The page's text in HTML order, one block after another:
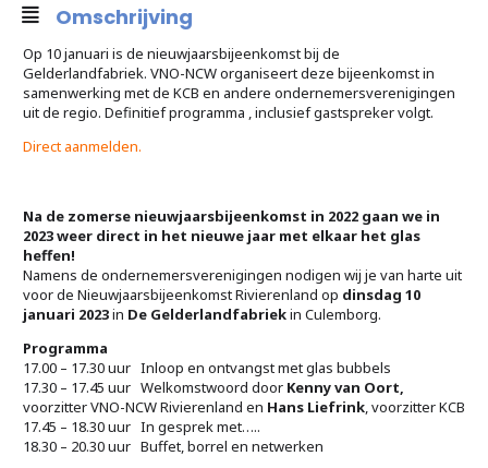
Omschrijving
Op 10 januari is de nieuwjaarsbijeenkomst bij de
Gelderlandfabriek. VNO-NCW organiseert deze bijeenkomst in
samenwerking met de KCB en andere ondernemersverenigingen
uit de regio. Definitief programma , inclusief gastspreker volgt.
Direct aanmelden.
Na de zomerse nieuwjaarsbijeenkomst in 2022 gaan we in
2023 weer direct in het nieuwe jaar met elkaar het glas
heffen!
Namens de ondernemersverenigingen nodigen wij je van harte uit
voor de Nieuwjaarsbijeenkomst Rivierenland op dinsdag 10
januari 2023in De Gelderlandfabriekin Culemborg.
Programma
17.00 – 17.30 uur Inloop en ontvangst met glas bubbels
17.30 – 17.45 uur Welkomstwoord door Kenny van Oort,
voorzitter VNO-NCW Rivierenland en Hans Liefrink, voorzitter KCB
17.45 – 18.30 uur In gesprek met…..
18.30 – 20.30 uur Buffet, borrel en netwerken